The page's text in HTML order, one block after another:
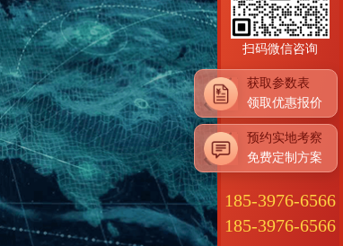
扫码微信咨询
获取参数表
领取优惠报价
预约实地考察
免费定制方案
185-3976-6566
185-3976-6566